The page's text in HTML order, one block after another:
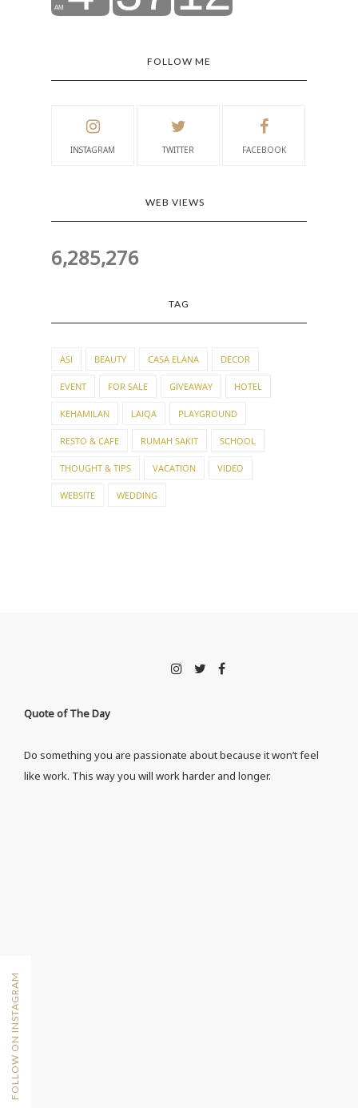
FOLLOW ME
INSTAGRAM TWITTER FACEBOOK
WEB VIEWS
6,285,276
TAG
ASI BEAUTY CASA ELANA DECOR
EVENT FOR SALE GIVEAWAY HOTEL
KEHAMILAN LAIQA PLAYGROUND
RESTO & CAFE RUMAH SAKIT SCHOOL
THOUGHT & TIPS VACATION VIDEO
WEBSITE WEDDING
Quote of The Day
Do something you are passionate about because it won’t feel
like work. This way you will work harder and longer.
FOLLOW ON INSTAGRAM